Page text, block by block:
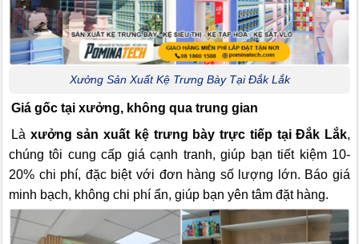
Xưởng Sản Xuất Kệ Trưng Bày Tại Đắk Lắk
Giá gốc tại xưởng, không qua trung gian
Là xưởng sản xuất kệ trưng bày trực tiếp tại Đắk Lắk,
chúng tôi cung cấp giá cạnh tranh, giúp bạn tiết kiệm 10-
20% chi phí, đặc biệt với đơn hàng số lượng lớn. Báo giá
minh bạch, không chi phí ẩn, giúp bạn yên tâm đặt hàng.